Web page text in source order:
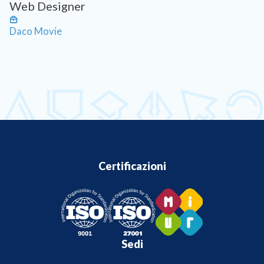
Web Designer
Daco Movie
Certificazioni
Sedi